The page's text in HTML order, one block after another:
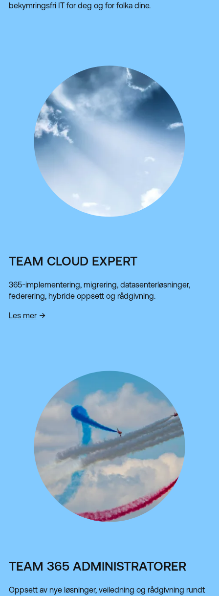
bekymringsfri IT for deg og for folka dine.
TEAM CLOUD EXPERT
365-implementering, migrering, datasenterløsninger,
federering, hybride oppsett og rådgivning.
Les mer
TEAM 365 ADMINISTRATORER
Oppsett av nye løsninger, veiledning og rådgivning rundt